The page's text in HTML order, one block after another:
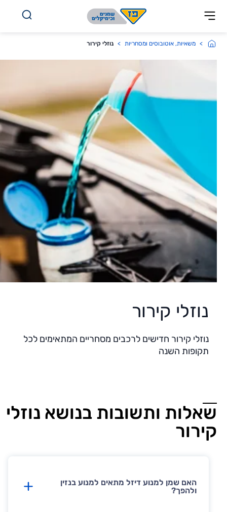
משאיות, אוטובוסים ומסחריות נוזלי קירור
נוזלי קירור
נוזלי קירור חדישים לרכבים מסחריים המתאימים לכל
תקופות השנה
שאלות ותשובות בנושא נוזלי
קירור
האם שמן למנוע דיזל מתאים למנוע בנזין
ולהפך?